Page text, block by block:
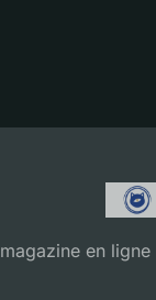
en